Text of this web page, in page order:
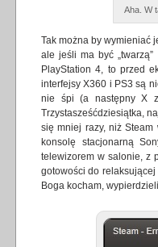
Aha. W
Tak można by wymieniać
ale jeśli ma być
PlayStation 4, to przed
interfejsy X360 i PS3 są
nie śpi (a następny X
Trzystasześćdziesiątka,
się mniej razy, niż Steam
konsolę stacjonarną
telewizorem w salonie, z
gotowości do relaksującej
Boga kocham,